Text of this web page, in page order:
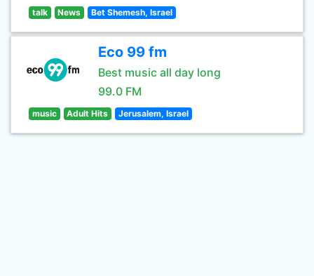
talk News Bet Shemesh, Israel
Eco 99 fm
Best music all day long
99.0 FM
music Adult Hits Jerusalem, Israel